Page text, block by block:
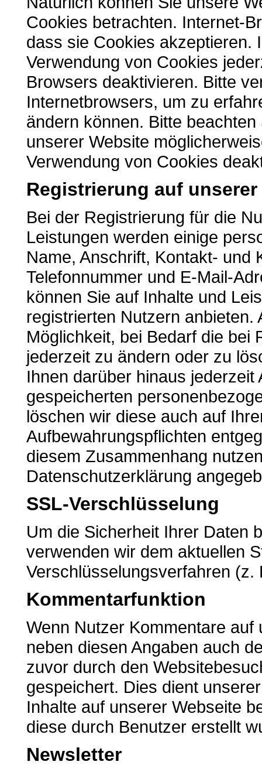
Cookies betrachten. Internet-
dass sie Cookies akzeptieren.
Verwendung von Cookies
Browsers deaktivieren. Bitte
Internetbrowsers, um zu
ändern können. Bitte
unserer Website
Verwendung von Cookies
Registrierung auf unserer
Bei der Registrierung für die
Leistungen werden einige
Name, Anschrift, Kontakt- und
Telefonnummer und E-Mail-
können Sie auf Inhalte und
registrierten Nutzern
Möglichkeit, bei Bedarf die bei
jederzeit zu ändern oder zu
Ihnen darüber hinaus
gespeicherten
löschen wir diese auch auf
Aufbewahrungspflichten
diesem Zusammenhang
Datenschutzerklärung
SSL-Verschlüsselung
Um die Sicherheit Ihrer Daten
verwenden wir dem aktuellen
Verschlüsselungsverfahren (z.
Kommentarfunktion
Wenn Nutzer Kommentare
neben diesen Angaben auch
zuvor durch den
gespeichert. Dies dient
Inhalte auf unserer Webseite
diese durch Benutzer erstellt
Newsletter